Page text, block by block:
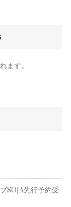
ます。
SOJA先行予約受